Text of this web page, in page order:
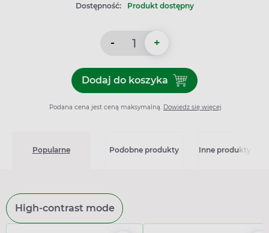
Dostępność: Produkt dostępny
- +
Dodaj do koszykaDodaj do koszyka Olejek
Podana cena jest ceną maksymalną. Dowiedz się więcej
Popularne Podobne produkty Inne produkty z
High-contrast mode